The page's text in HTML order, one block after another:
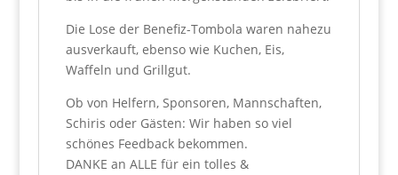
Die Lose der Benefiz-Tombola waren nahezu
ausverkauft, ebenso wie Kuchen, Eis,
Waffeln und Grillgut.
Ob von Helfern, Sponsoren, Mannschaften,
Schiris oder Gästen: Wir haben so viel
schönes Feedback bekommen.
DANKE an ALLE für ein tolles &